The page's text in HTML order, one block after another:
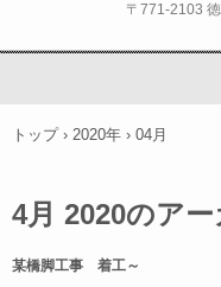
〒771-2103
トップ › 2020年 › 04月
4月 2020のア
某橋脚工事 着工～